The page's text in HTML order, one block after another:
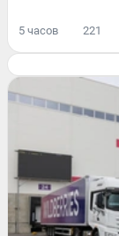
5 часов 221